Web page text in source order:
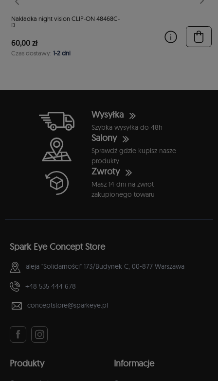
Poprzedni
Nakładka night vision CLIP-ON 48468C-
D
60,00 zł
Czas dostawy: 1-2 dni
Wysyłka
Szybka wysyłka do 48h
Salony
Sprawdź gdzie kupisz nasze
produkty
Zwroty
Masz 14 dni na zwrot
zakupionego towaru
Spark Eye Concept Store
aleja "Solidarności" 173/Budynek C, 00-877 Warszawa
+48 535 444 678
conceptstore@sparkeye.pl
Produkty Informacje